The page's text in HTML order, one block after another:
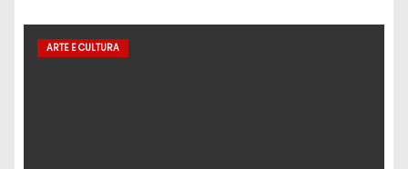
ARTE E CULTURA